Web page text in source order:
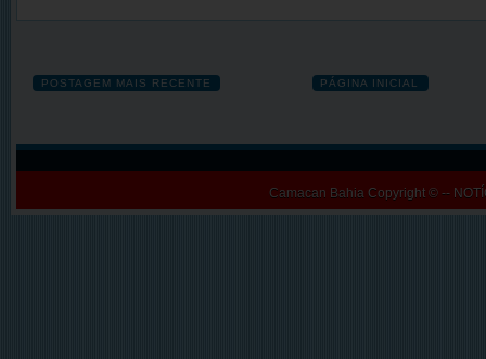
POSTAGEM MAIS RECENTE PÁGINA INICIAL
Camacan Bahia Copyright © --